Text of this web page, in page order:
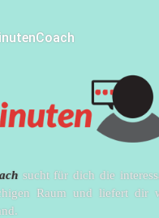
sucht für dich die
Raum und liefert dir